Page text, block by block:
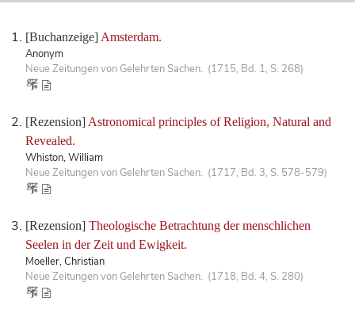
[Buchanzeige] Amsterdam.
Anonym
Neue Zeitungen von Gelehrten Sachen. (1715, Bd. 1, S. 268)
[Rezension] Astronomical principles of Religion, Natural and
Revealed.
Whiston, William
Neue Zeitungen von Gelehrten Sachen. (1717, Bd. 3, S. 578-579)
[Rezension] Theologische Betrachtung der menschlichen
Seelen in der Zeit und Ewigkeit.
Moeller, Christian
Neue Zeitungen von Gelehrten Sachen. (1718, Bd. 4, S. 280)